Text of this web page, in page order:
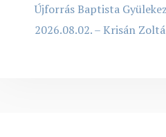
Újforrás Baptista
2026.08.02. – Krisán